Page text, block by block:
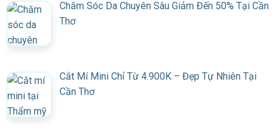
Chăm Sóc Da Chuyên Sâu Giảm Đến 50% Tại Cần
Thơ
Cắt Mí Mini Chỉ Từ 4.900K – Đẹp Tự Nhiên Tại
Cần Thơ